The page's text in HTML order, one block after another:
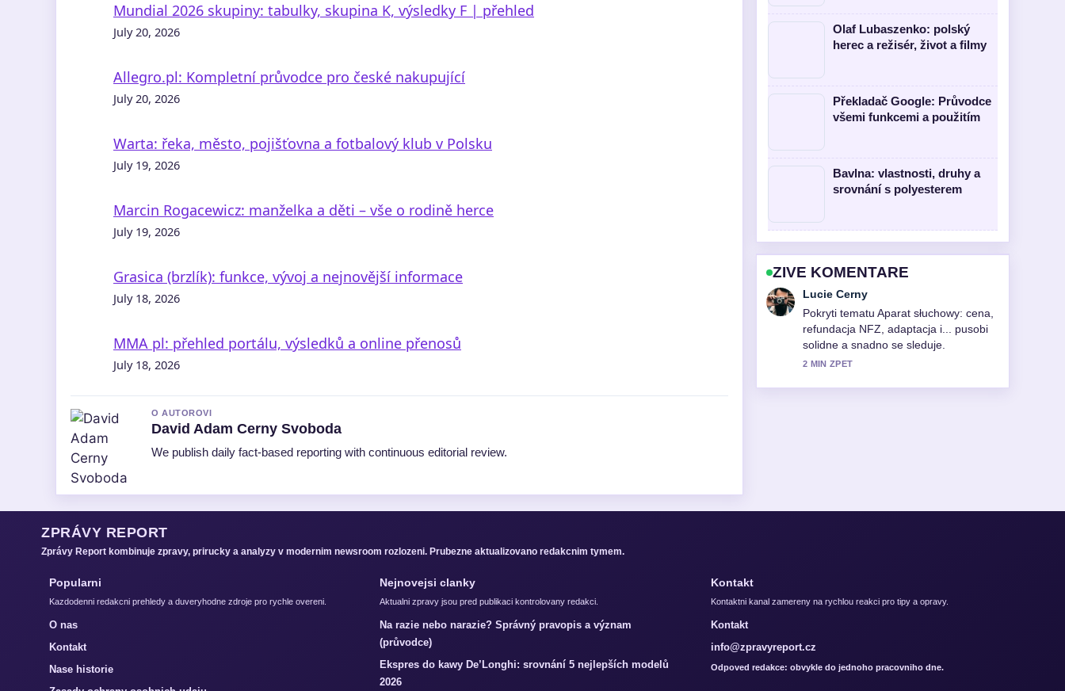
Mundial 2026 skupiny: tabulky, skupina K, výsledky F | přehled
July 20, 2026
Allegro.pl: Kompletní průvodce pro české nakupující
July 20, 2026
Warta: řeka, město, pojišťovna a fotbalový klub v Polsku
July 19, 2026
Marcin Rogacewicz: manželka a děti – vše o rodině herce
July 19, 2026
Grasica (brzlík): funkce, vývoj a nejnovější informace
July 18, 2026
MMA pl: přehled portálu, výsledků a online přenosů
July 18, 2026
O AUTOROVI
David Adam Cerny Svoboda
We publish daily fact-based reporting with continuous editorial review.
Olaf Lubaszenko: polský
herec a režisér, život a filmy
Překladač Google: Průvodce
všemi funkcemi a použitím
Bavlna: vlastnosti, druhy a
srovnání s polyesterem
ZIVE KOMENTARE
Martin Prochazka
Vyborna verifikace kolem Na razie
nebo narazie? Správný pravopis a....
Vic redakci by melo psat timto stylem.
4 MIN ZPET
ZPRÁVY REPORT
Zprávy Report kombinuje zpravy, prirucky a analyzy v modernim newsroom rozlozeni. Prubezne aktualizovano redakcnim tymem.
Popularni
Kazdodenni redakcni prehledy a duveryhodne zdroje pro rychle overeni.
O nas
Kontakt
Nase historie
Nejnovejsi clanky
Aktualni zpravy jsou pred publikaci kontrolovany redakci.
Na razie nebo narazie? Správný pravopis a význam
(průvodce)
Ekspres do kawy De’Longhi: srovnání 5 nejlepších modelů
2026
Kontakt
Kontaktni kanal zamereny na rychlou reakci pro tipy a opravy.
Kontakt
info@zpravyreport.cz
Odpoved redakce: obvykle do jednoho pracovniho dne.